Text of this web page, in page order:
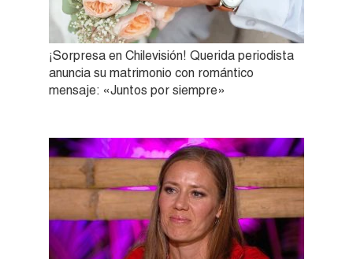
¡Sorpresa en Chilevisión! Querida periodista
anuncia su matrimonio con romántico
mensaje: «Juntos por siempre»